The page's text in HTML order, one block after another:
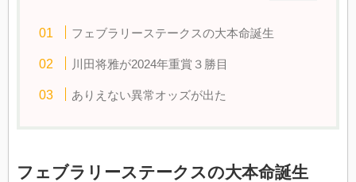
フェブラリーステークスの大本命誕生
川田将雅が2024年重賞３勝目
ありえない異常オッズが出た
フェブラリーステークスの大本命誕生